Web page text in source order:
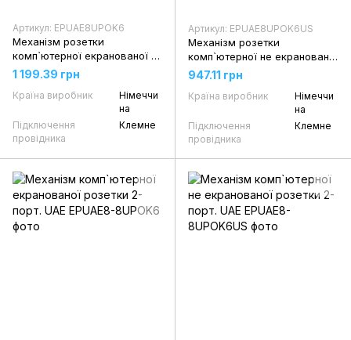
Артикул: EPUAE8UPOK6
Механізм розетки
комп`ютерної екранованої 1-
порт. UAE
1 199.39 грн
Країна виробник
Німеччи
на
Підключення
провідника
Клемне
Артикул: EPUAE8UPOK6US
Механізм розетки
комп`ютерної не екранованої
1-порт. UAE
947.11 грн
Країна виробник
Німеччи
на
Підключення
провідника
Клемне